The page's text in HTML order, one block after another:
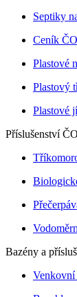
Septiky
Ceník
Plastové
Plastový
Plastové
Příslušenství
Bazény a
Venkovní